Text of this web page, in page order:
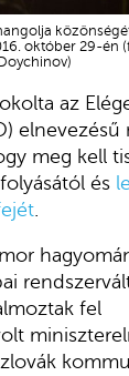
október 29-én
Doychinov)
az
elnevezésű
meg kell
és
fel